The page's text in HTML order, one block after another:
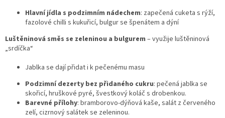
Hlavní jídla s podzimním nádechem: zapečená cuketa s rýží,
fazolové chilli s kukuřicí, bulgur se špenátem a dýní
Luštěninová směs se zeleninou a bulgurem – využije luštěninová
„srdíčka“
Jablka se dají přidat i k pečenému masu
Podzimní dezerty bez přidaného cukru: pečená jablka se
skořicí, hruškové pyré, švestkový koláč s drobenkou.
Barevné přílohy: bramborovo-dýňová kaše, salát z červeného
zelí, cizrnový salátek se zeleninou.